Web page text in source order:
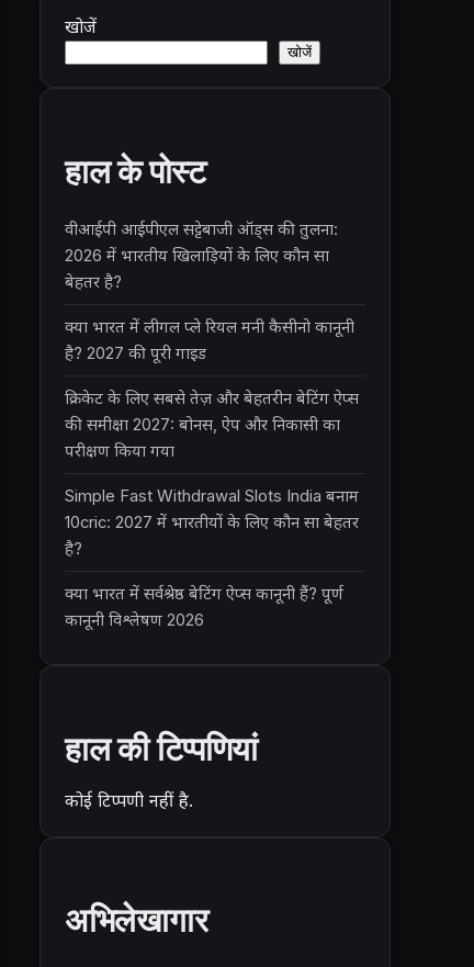
खोजें
खोजें
हाल के पोस्ट
वीआईपी आईपीएल सट्टेबाजी ऑड्स की तुलना:
2026 में भारतीय खिलाड़ियों के लिए कौन सा
बेहतर है?
क्या भारत में लीगल प्ले रियल मनी कैसीनो कानूनी
है? 2027 की पूरी गाइड
क्रिकेट के लिए सबसे तेज़ और बेहतरीन बेटिंग ऐप्स
की समीक्षा 2027: बोनस, ऐप और निकासी का
परीक्षण किया गया
Simple Fast Withdrawal Slots India बनाम
10cric: 2027 में भारतीयों के लिए कौन सा बेहतर
है?
क्या भारत में सर्वश्रेष्ठ बेटिंग ऐप्स कानूनी हैं? पूर्ण
कानूनी विश्लेषण 2026
हाल की टिप्पणियां
कोई टिप्पणी नहीं है.
अभिलेखागार